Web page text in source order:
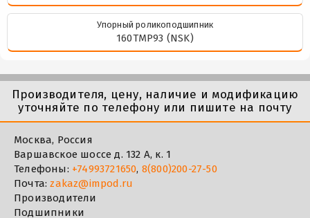
Упорный роликоподшипник
160TMP93 (NSK)
Производителя, цену, наличие и модификацию
уточняйте по телефону или пишите на почту
Москва, Россия
Варшавское шоссе д. 132 А, к. 1
Телефоны: +74993721650, 8(800)200-27-50
Почта:zakaz@impod.ru
Производители
Подшипники